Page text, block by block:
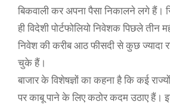
बिकवाली कर अपना पैसा निकालने लगे हैं।
ही विदेशी पोर्टफोलियो निवेशक पिछले तीन
निवेश की करीब आठ फीसदी से कुछ ज्यादा
चुके हैं।
बाजार के विशेषज्ञों का कहना है कि कई
पर काबू पाने के लिए कठोर कदम उठाए हैं।